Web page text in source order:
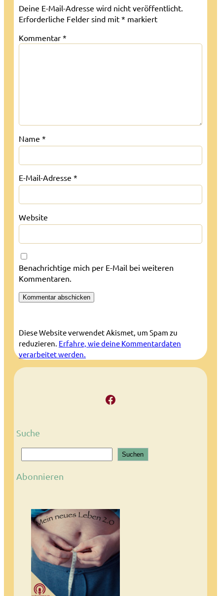
Deine E-Mail-Adresse wird nicht veröffentlicht.
Erforderliche Felder sind mit * markiert
Kommentar *
Name *
E-Mail-Adresse *
Website
Benachrichtige mich per E-Mail bei weiteren
Kommentaren.
Diese Website verwendet Akismet, um Spam zu
reduzieren. Erfahre, wie deine Kommentardaten
verarbeitet werden.
Facebook
Suche
u
c
Suchen
Abonnieren